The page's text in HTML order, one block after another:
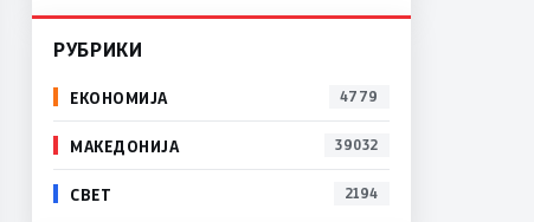
РУБРИКИ
ЕКОНОМИЈА 4779
МАКЕДОНИЈА 39032
СВЕТ 2194